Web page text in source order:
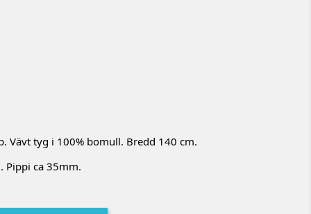
Vävt tyg i 100% bomull. Bredd 140 cm.
Pippi ca 35mm.